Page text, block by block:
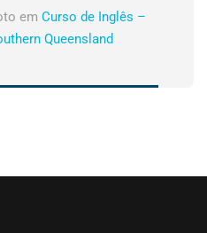
em Curso de Inglês –
Queensland